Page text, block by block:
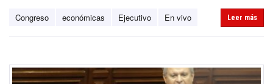
Congreso económicas Ejecutivo En vivo Leer más